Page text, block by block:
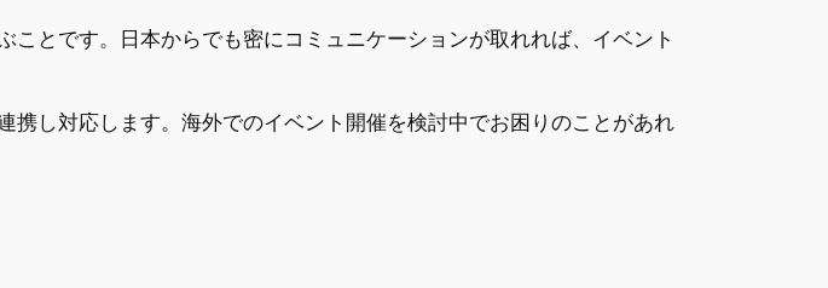
とです。日本からでも密にコミュニケーションが取れれば、イベント
し対応します。海外でのイベント開催を検討中でお困りのことがあれ